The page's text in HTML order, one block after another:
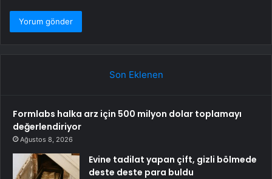
Son Eklenen
Formlabs halka arz için 500 milyon dolar toplamayı
değerlendiriyor
Ağustos 8, 2026
Evine tadilat yapan çift, gizli bölmede
deste deste para buldu